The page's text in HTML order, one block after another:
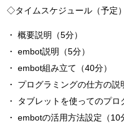
◇タイムスケジュール（予定）
概要説明（5分）
embot説明（5分）
embot組み立て（40分）
プログラミングの仕方の説
タブレットを使ってのプロ
embotの活用方法設定（10